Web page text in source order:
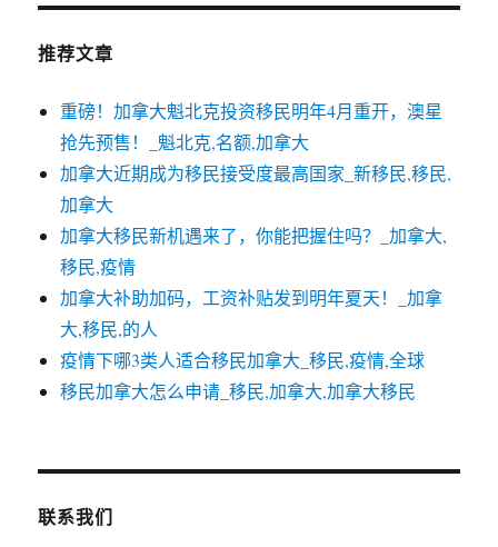
推荐文章
重磅！加拿大魁北克投资移民明年4月重开，澳星
抢先预售！_魁北克,名额,加拿大
加拿大近期成为移民接受度最高国家_新移民,移民,
加拿大
加拿大移民新机遇来了，你能把握住吗？_加拿大,
移民,疫情
加拿大补助加码，工资补贴发到明年夏天！_加拿
大,移民,的人
疫情下哪3类人适合移民加拿大_移民,疫情,全球
移民加拿大怎么申请_移民,加拿大,加拿大移民
联系我们